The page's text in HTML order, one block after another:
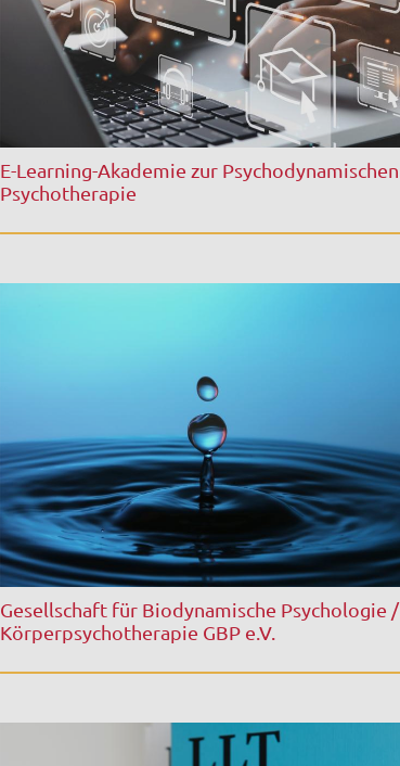
E-Learning-Akademie zur Psychodynamischen
Psychotherapie
Gesellschaft für Biodynamische Psychologie /
Körperpsychotherapie GBP e.V.